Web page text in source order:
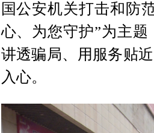
国公安机关打击和防
心、为您守护”为主
讲透骗局、用服务贴
入心。